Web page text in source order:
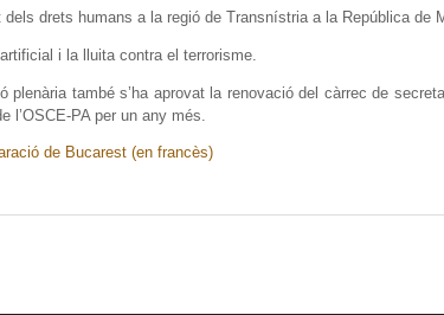
dels drets humans a la regió de Transnístria a la República de
artificial i la lluita contra el terrorisme.
plenària també s’ha aprovat la renovació del càrrec de
l’OSCE-PA per un any més.
de Bucarest (en francès)